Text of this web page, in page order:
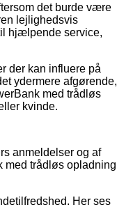
det burde være
lejlighedsvis
hjælpende service,
der kan influere på
ydermere afgørende,
med trådløs
kvinde.
anmeldelser og af
med trådløs opladning
Her ses